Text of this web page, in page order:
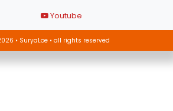
Youtube
• SuryaLoe • all rights reserved